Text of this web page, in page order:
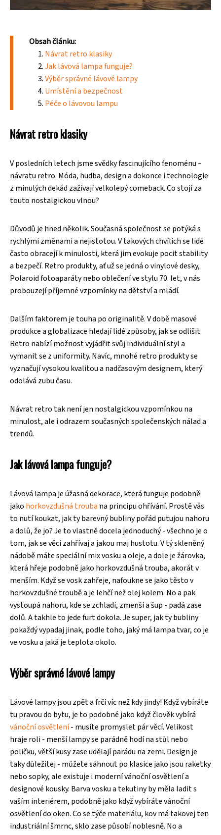
Obsah článku:
Návrat retro klasiky
Jak lávová lampa funguje?
Výběr správné lávové lampy
Umístění a bezpečnost
Péče o lávovou lampu
Návrat retro klasiky
V posledních letech jsme svědky fascinujícího fenoménu –
návratu retro. Móda, hudba, design a dokonce i technologie
z minulých dekád zažívají velkolepý comeback. Co stojí za
touto nostalgickou vlnou?
Důvodů je hned několik. Současná společnost se potýká s
rychlými změnami a nejistotou. V takových chvílích se lidé
často obracejí k minulosti, která jim evokuje pocit stability
a bezpečí. Retro produkty, ať už se jedná o vinylové desky,
Polaroid fotoaparáty nebo oblečení ve stylu 70. let, v nás
probouzejí příjemné vzpomínky na dětství a mládí.
Dalším faktorem je touha po originalitě. V době masové
produkce a globalizace hledají lidé způsoby, jak se odlišit.
Retro nabízí možnost vyjádřit svůj individuální styl a
vymanit se z uniformity. Navíc, mnohé retro produkty se
vyznačují vysokou kvalitou a nadčasovým designem, který
odolává zubu času.
Návrat retro tak není jen nostalgickou vzpomínkou na
minulost, ale i odrazem současných společenských nálad a
trendů.
Jak lávová lampa funguje?
Lávová lampa je úžasná dekorace, která funguje podobně
jako horkovzdušná trouba na principu ohřívání. Prostě vás
to nutí koukat, jak ty barevný bubliny pořád putujou nahoru
a dolů, že jo? Je to vlastně docela jednoduchý - všechno je o
tom, jak se věci zahřívaj a jakou maj hustotu. V tý skleněný
nádobě máte speciální mix vosku a oleje, a dole je žárovka,
která hřeje podobně jako horkovzdušná trouba, akorát v
menším. Když se vosk zahřeje, nafoukne se jako těsto v
horkovzdušné troubě a je lehčí než olej kolem. No a pak
vystoupá nahoru, kde se zchladí, zmenší a šup - padá zase
dolů. A takhle to jede furt dokola. Je super, jak ty bubliny
pokaždý vypadaj jinak, podle toho, jaký má lampa tvar, co je
ve vosku a jaká je teplota okolo.
Výběr správné lávové lampy
Lávové lampy jsou zpět a frčí víc než kdy jindy! Když vybíráte
tu pravou do bytu, je to podobné jako když člověk vybírá
vánoční osvětlení- musíte promyslet pár věcí. Velikost
hraje roli - menší lampy se parádně hodí na stůl nebo
poličku, větší kusy zase udělají parádu na zemi. Design je
taky důležitej - můžete sáhnout po klasice jako jsou raketky
nebo sopky, ale existuje i moderní vánoční osvětlení a
designové kousky. Barva vosku a tekutiny by měla ladit s
vaším interiérem, podobně jako když vybíráte vánoční
osvětlení do oken. Co se týče materiálu, kov má takovej ten
industriální šmrnc, sklo zase působí noblesně. No a